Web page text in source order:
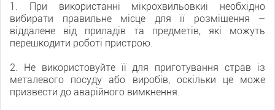
1. При використанні мікрохвильовкиі необхідно
вибирати правильне місце для її розміщення –
віддалене від приладів та предметів, які можуть
перешкодити роботі пристрою.
2. Не використовуйте її для приготування страв із
металевого посуду або виробів, оскільки це може
призвести до аварійного вимкнення.